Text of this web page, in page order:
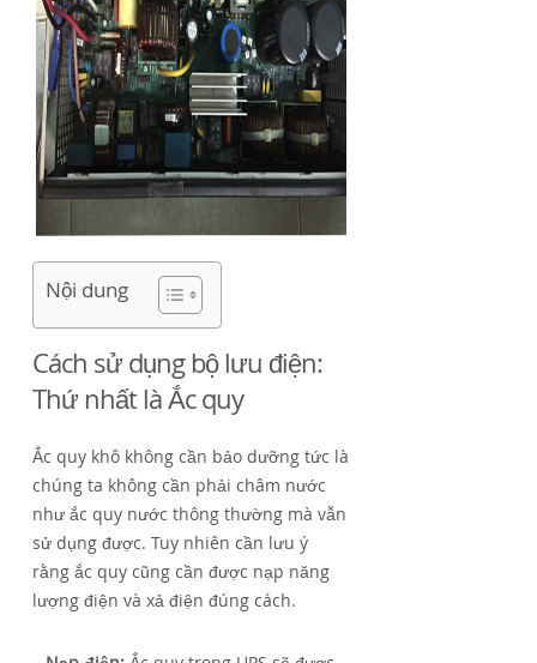
Nội dung
Cách sử dụng bộ lưu điện:
Thứ nhất là Ắc quy
Ắc quy khô không cần bảo dưỡng tức là
chúng ta không cần phải châm nước
như ắc quy nước thông thường mà vẫn
sử dụng được. Tuy nhiên cần lưu ý
rằng ắc quy cũng cần được nạp năng
lượng điện và xả điện đúng cách.